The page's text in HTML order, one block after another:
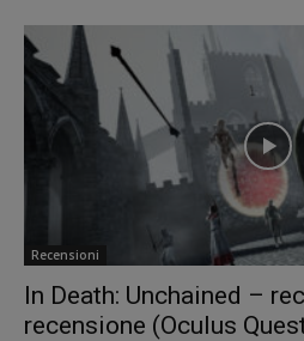
Recensioni
In Death: Unchained –
recensione (Oculus